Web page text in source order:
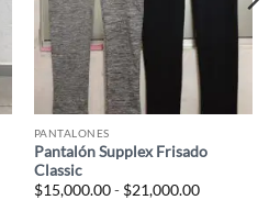
PANTALONES
Pantalón Supplex Frisado
Classic
$15,000.00 - $21,000.00Rango